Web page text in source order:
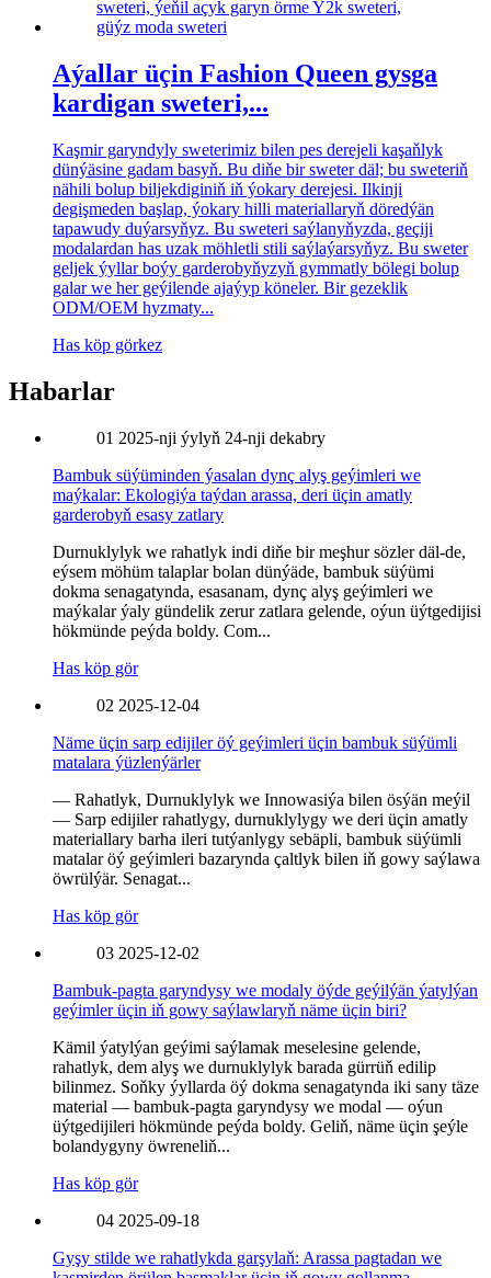
Aýallar üçin Fashion Queen gysga
kardigan sweteri,...
Kaşmir garyndyly sweterimiz bilen pes derejeli kaşaňlyk
dünýäsine gadam basyň. Bu diňe bir sweter däl; bu sweteriň
nähili bolup biljekdiginiň iň ýokary derejesi. Ilkinji
degişmeden başlap, ýokary hilli materiallaryň döredýän
tapawudy duýarsyňyz. Bu sweteri saýlanyňyzda, geçiji
modalardan has uzak möhletli stili saýlaýarsyňyz. Bu sweter
geljek ýyllar boýy garderobyňyzyň gymmatly bölegi bolup
galar we her geýilende ajaýyp köneler. Bir gezeklik
ODM/OEM hyzmaty...
Has köp görkez
Habarlar
01 2025-nji ýylyň 24-nji dekabry
Bambuk süýüminden ýasalan dynç alyş geýimleri we
maýkalar: Ekologiýa taýdan arassa, deri üçin amatly
garderobyň esasy zatlary
Durnuklylyk we rahatlyk indi diňe bir meşhur sözler däl-de,
eýsem möhüm talaplar bolan dünýäde, bambuk süýümi
dokma senagatynda, esasanam, dynç alyş geýimleri we
maýkalar ýaly gündelik zerur zatlara gelende, oýun üýtgedijisi
hökmünde peýda boldy. Com...
Has köp gör
02 2025-12-04
Näme üçin sarp edijiler öý geýimleri üçin bambuk süýümli
matalara ýüzlenýärler
— Rahatlyk, Durnuklylyk we Innowasiýa bilen ösýän meýil
— Sarp edijiler rahatlygy, durnuklylygy we deri üçin amatly
materiallary barha ileri tutýanlygy sebäpli, bambuk süýümli
matalar öý geýimleri bazarynda çaltlyk bilen iň gowy saýlawa
öwrülýär. Senagat...
Has köp gör
03 2025-12-02
Bambuk-pagta garyndysy we modaly öýde geýilýän ýatylýan
geýimler üçin iň gowy saýlawlaryň näme üçin biri?
Kämil ýatylýan geýimi saýlamak meselesine gelende,
rahatlyk, dem alyş we durnuklylyk barada gürrüň edilip
bilinmez. Soňky ýyllarda öý dokma senagatynda iki sany täze
material — bambuk-pagta garyndysy we modal — oýun
üýtgedijileri hökmünde peýda boldy. Geliň, näme üçin şeýle
bolandygyny öwreneliň...
Has köp gör
04 2025-09-18
Gyşy stilde we rahatlykda garşylaň: Arassa pagtadan we